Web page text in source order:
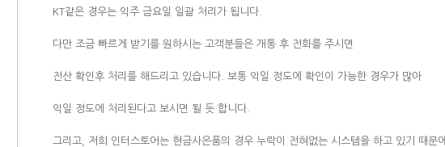
KT같은 경우는 익주 금요일 일괄 처리가 됩니다.
다만 조금 빠르게 받기를 원하시는 고객분들은 개통 후 전화를 주시면
전산 확인후 처리를 해드리고 있습니다. 보통 익일 정도에 확인이 가능한 경우가 많아
익일 정도에 처리된다고 보시면 될 듯 합니다.
그리고, 저희 인터스토어는 현금사은품의 경우 누락이 전혀없는 시스템을 하고 있기 때문에